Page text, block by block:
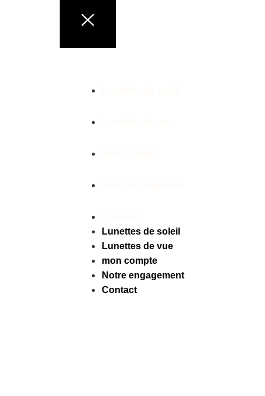
Lunettes de soleil
Lunettes de vue
mon compte
Notre engagement
Contact